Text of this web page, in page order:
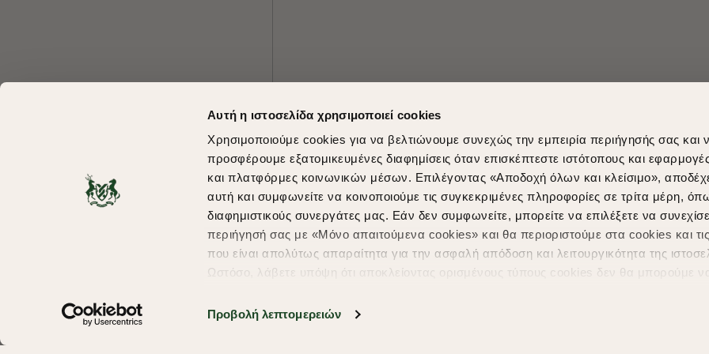
Αυτή η ιστοσελίδα χρησιμοποιεί cookies
Χρησιμοποιούμε cookies για να βελτιώνουμε συνεχώς την εμπειρία περιήγησής σας και
προσφέρουμε εξατομικευμένες διαφημίσεις όταν επισκέπτεστε ιστότοπους και
και πλατφόρμες κοινωνικών μέσων. Επιλέγοντας «Αποδοχή όλων και κλείσιμο»,
αυτή και συμφωνείτε να κοινοποιούμε τις συγκεκριμένες πληροφορίες σε τρίτα μέρη,
διαφημιστικούς συνεργάτες μας. Εάν δεν συμφωνείτε, μπορείτε να επιλέξετε να
περιήγησή σας με «Μόνο απαιτούμενα cookies» και θα περιοριστούμε στα cookies και τις
που είναι απολύτως απαραίτητα για την ασφαλή απόδοση και λειτουργικότητα της
Ωστόσο, λάβετε υπόψη ότι αποκλείοντας ορισμένους τύπους cookies δεν θα μπορούμε
υπηρεσίες και διαφημίσεις. Για να προσαρμόσετε τις επιλογές σας ή να ανακαλέσετε τη
Προβολή λεπτομερειών
Shopping in secure with Shipping